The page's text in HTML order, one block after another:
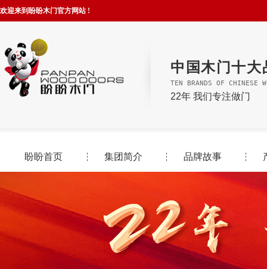
欢迎来到盼盼木门官方网站 !
中国木门十大
TEN BRANDS OF CHINESE
22年 我们专注做门
盼盼首页 集团简介 品牌故事